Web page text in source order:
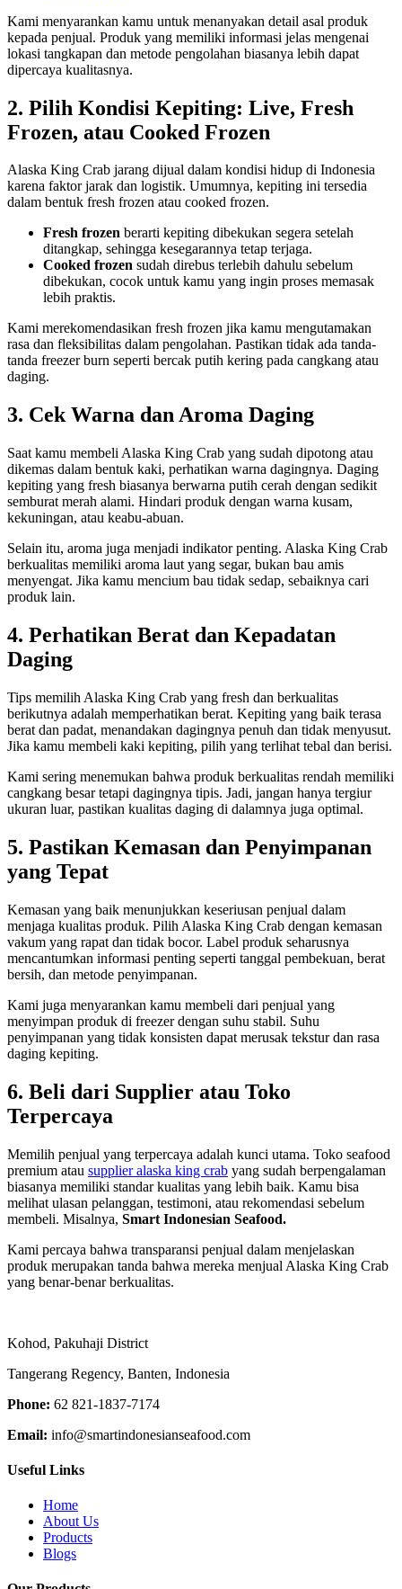
Kami menyarankan kamu untuk menanyakan detail asal produk
kepada penjual. Produk yang memiliki informasi jelas mengenai
lokasi tangkapan dan metode pengolahan biasanya lebih dapat
dipercaya kualitasnya.
2. Pilih Kondisi Kepiting: Live, Fresh
Frozen, atau Cooked Frozen
Alaska King Crab jarang dijual dalam kondisi hidup di Indonesia
karena faktor jarak dan logistik. Umumnya, kepiting ini tersedia
dalam bentuk fresh frozen atau cooked frozen.
Fresh frozen berarti kepiting dibekukan segera setelah
ditangkap, sehingga kesegarannya tetap terjaga.
Cooked frozen sudah direbus terlebih dahulu sebelum
dibekukan, cocok untuk kamu yang ingin proses memasak
lebih praktis.
Kami merekomendasikan fresh frozen jika kamu mengutamakan
rasa dan fleksibilitas dalam pengolahan. Pastikan tidak ada tanda-
tanda freezer burn seperti bercak putih kering pada cangkang atau
daging.
3. Cek Warna dan Aroma Daging
Saat kamu membeli Alaska King Crab yang sudah dipotong atau
dikemas dalam bentuk kaki, perhatikan warna dagingnya. Daging
kepiting yang fresh biasanya berwarna putih cerah dengan sedikit
semburat merah alami. Hindari produk dengan warna kusam,
kekuningan, atau keabu-abuan.
Selain itu, aroma juga menjadi indikator penting. Alaska King Crab
berkualitas memiliki aroma laut yang segar, bukan bau amis
menyengat. Jika kamu mencium bau tidak sedap, sebaiknya cari
produk lain.
4. Perhatikan Berat dan Kepadatan
Daging
Tips memilih Alaska King Crab yang fresh dan berkualitas
berikutnya adalah memperhatikan berat. Kepiting yang baik terasa
berat dan padat, menandakan dagingnya penuh dan tidak menyusut.
Jika kamu membeli kaki kepiting, pilih yang terlihat tebal dan berisi.
Kami sering menemukan bahwa produk berkualitas rendah memiliki
cangkang besar tetapi dagingnya tipis. Jadi, jangan hanya tergiur
ukuran luar, pastikan kualitas daging di dalamnya juga optimal.
5. Pastikan Kemasan dan Penyimpanan
yang Tepat
Kemasan yang baik menunjukkan keseriusan penjual dalam
menjaga kualitas produk. Pilih Alaska King Crab dengan kemasan
vakum yang rapat dan tidak bocor. Label produk seharusnya
mencantumkan informasi penting seperti tanggal pembekuan, berat
bersih, dan metode penyimpanan.
Kami juga menyarankan kamu membeli dari penjual yang
menyimpan produk di freezer dengan suhu stabil. Suhu
penyimpanan yang tidak konsisten dapat merusak tekstur dan rasa
daging kepiting.
6. Beli dari Supplier atau Toko
Terpercaya
Memilih penjual yang terpercaya adalah kunci utama. Toko seafood
premium atau supplier alaska king crab yang sudah berpengalaman
biasanya memiliki standar kualitas yang lebih baik. Kamu bisa
melihat ulasan pelanggan, testimoni, atau rekomendasi sebelum
membeli. Misalnya, Smart Indonesian Seafood.
Kami percaya bahwa transparansi penjual dalam menjelaskan
produk merupakan tanda bahwa mereka menjual Alaska King Crab
yang benar-benar berkualitas.
Kohod, Pakuhaji District
Tangerang Regency, Banten, Indonesia
Phone: 62 821-1837-7174
Email: info@smartindonesianseafood.com
Useful Links
Home
About Us
Products
Blogs